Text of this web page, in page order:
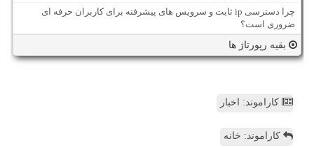
چرا دسترسی ip ثابت و سرویس های پیشرفته برای کاربران حرفه ای
ضروری است؟
بقیه رپورتاژ ها
کاراموند: اخبار
کاراموند: خانه